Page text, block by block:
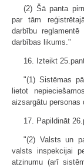
(2) Šā panta
par tām
darbību
darbības likums."
16. Izteikt
"(1) Sistēmas
lietot
aizsargātu personas
17. Papildināt
"(2) Valsts un
valsts inspekcijai
atzinumu (arī